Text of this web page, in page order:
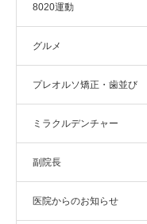
8020運動
グルメ
プレオルソ矯正・歯並び
ミラクルデンチャー
副院長
医院からのお知らせ